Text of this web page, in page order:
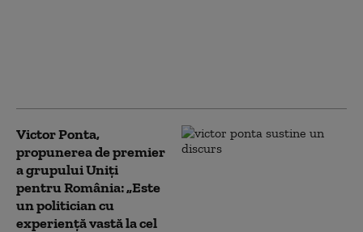
Victor Ponta,
propunerea de premier
a grupului Uniți
pentru România: „Este
un politician cu
experienţă vastă la cel